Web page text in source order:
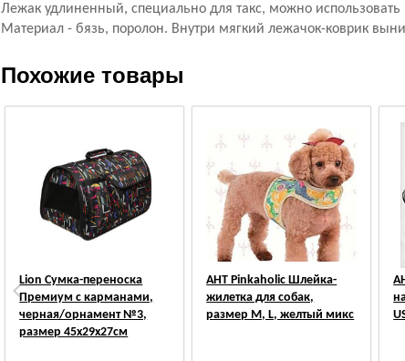
Лежак удлиненный, специально для такс, можно
Материал - бязь, поролон. Внутри мягкий лежачок-коврик
Похожие товары
Lion Сумка-переноска
Премиум с карманами,
черная/орнамент №3,
размер 45х29х27см
АНТ Pinkaholic Шлейка-
жилетка для собак,
размер M, L, желтый микс